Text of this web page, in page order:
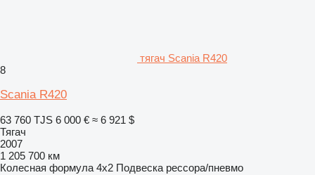
тягач Scania R420
8
Scania R420
63 760 TJS 6 000 € ≈ 6 921 $
Тягач
2007
1 205 700 км
Колесная формула 4x2 Подвеска рессора/пневмо